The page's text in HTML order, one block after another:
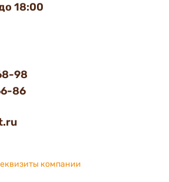
18:00
98
86
компании